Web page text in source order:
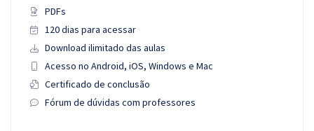
PDFs
120 dias para acessar
Download ilimitado das aulas
Acesso no Android, iOS, Windows e Mac
Certificado de conclusão
Fórum de dúvidas com professores